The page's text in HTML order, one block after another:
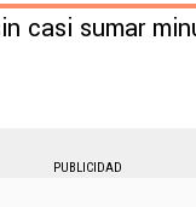
casi sumar
PUBLICIDAD